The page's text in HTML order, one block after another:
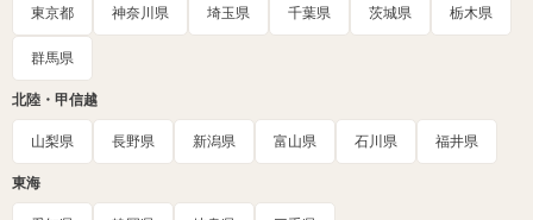
東京都 神奈川県 埼玉県 千葉県 茨城県 栃木県
群馬県
北陸・甲信越
山梨県 長野県 新潟県 富山県 石川県 福井県
東海